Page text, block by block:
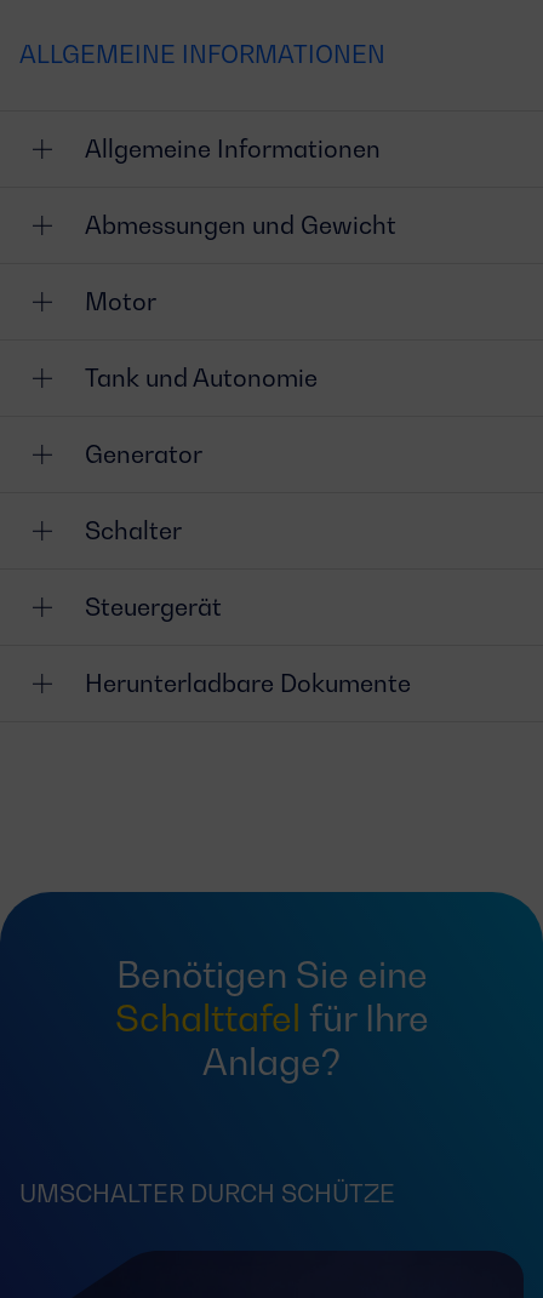
ALLGEMEINE INFORMATIONEN
Allgemeine Informationen
Abmessungen und Gewicht
Motor
Tank und Autonomie
Generator
Schalter
Steuergerät
Herunterladbare Dokumente
Benötigen Sie eine
Schalttafel für Ihre
Anlage?
UMSCHALTER DURCH SCHÜTZE